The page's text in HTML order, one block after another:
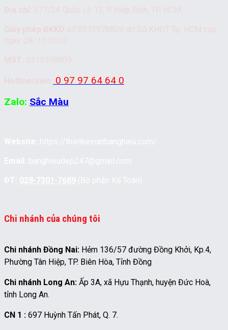
0 97 97 64 64 0
Zalo: Sắc Màu
Chi nhánh của chúng tôi
Chi nhánh Đồng Nai: Hẻm 136/57 đường Đồng Khởi, Kp.4,
Phường Tân Hiệp, TP. Biên Hòa, Tỉnh Đồng
Chi nhánh Long An: Ấp 3A, xã Hựu Thạnh, huyện Đức Hoà,
tỉnh Long An.
CN 1 : 697 Huỳnh Tấn Phát, Q. 7.